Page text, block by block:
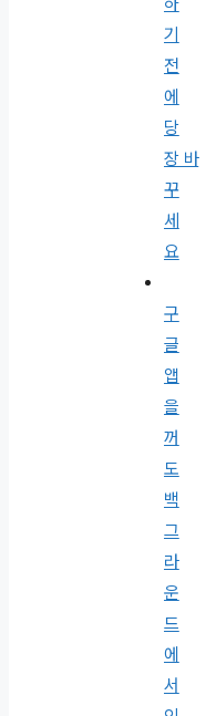
기
전
에
당
장 바
꾸
세
요
구
글
앱
을
꺼
도
백
그
라
운
드
에
서